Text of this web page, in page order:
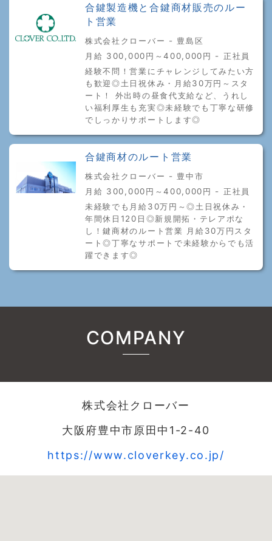
合鍵製造機と合鍵商材販売のルー
ト営業
株式会社クローバー - 豊島区
月給 300,000円～400,000円 - 正社員
経験不問！営業にチャレンジしてみたい方
も歓迎◎土日祝休み・月給30万円～スタ
ート！ 外出時の昼食代支給など、うれし
い福利厚生も充実◎未経験でも丁寧な研修
でしっかりサポートします◎
合鍵商材のルート営業
株式会社クローバー - 豊中市
月給 300,000円～400,000円 - 正社員
未経験でも月給30万円～◎土日祝休み・
年間休日120日◎新規開拓・テレアポな
し！鍵商材のルート営業 月給30万円スタ
ート◎丁寧なサポートで未経験からでも活
躍できます◎
COMPANY
株式会社クローバー
大阪府豊中市原田中1-2-40
https://www.cloverkey.co.jp/